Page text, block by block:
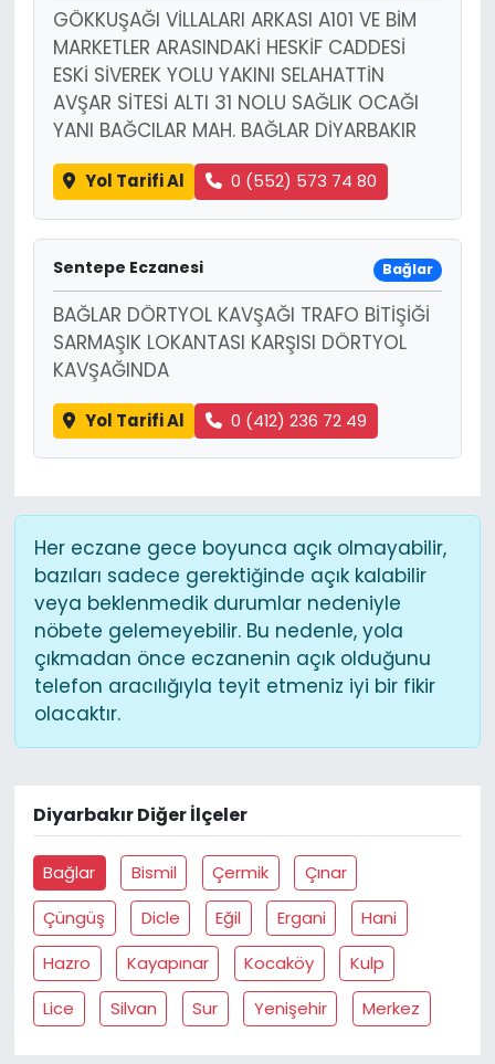
GÖKKUŞAĞI VİLLALARI ARKASI A101 VE BİM
MARKETLER ARASINDAKİ HESKİF CADDESİ
ESKİ SİVEREK YOLU YAKINI SELAHATTİN
AVŞAR SİTESİ ALTI 31 NOLU SAĞLIK OCAĞI
YANI BAĞCILAR MAH. BAĞLAR DİYARBAKIR
Yol Tarifi Al 0 (552) 573 74 80
Sentepe Eczanesi Bağlar
BAĞLAR DÖRTYOL KAVŞAĞI TRAFO BİTİŞİĞİ
SARMAŞIK LOKANTASI KARŞISI DÖRTYOL
KAVŞAĞINDA
Yol Tarifi Al 0 (412) 236 72 49
Her eczane gece boyunca açık olmayabilir,
bazıları sadece gerektiğinde açık kalabilir
veya beklenmedik durumlar nedeniyle
nöbete gelemeyebilir. Bu nedenle, yola
çıkmadan önce eczanenin açık olduğunu
telefon aracılığıyla teyit etmeniz iyi bir fikir
olacaktır.
Diyarbakır Diğer İlçeler
Bağlar Bismil Çermik
Çınar
Çüngüş
Dicle Eğil Ergani
Hani
Hazro
Kayapınar Kocaköy
Kulp
Lice
Silvan Sur Yenişehir Merkez